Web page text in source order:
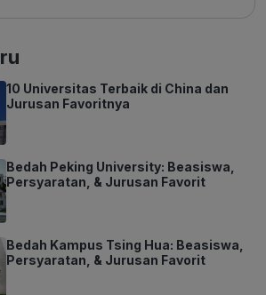
10 Universitas Terbaik di China dan
Jurusan Favoritnya
Bedah Peking University: Beasiswa,
Persyaratan, & Jurusan Favorit
Bedah Kampus Tsing Hua: Beasiswa,
Persyaratan, & Jurusan Favorit